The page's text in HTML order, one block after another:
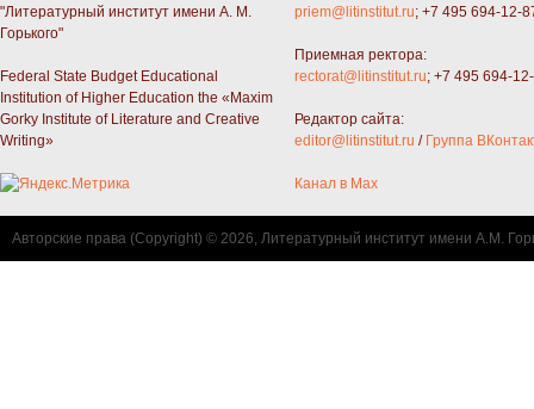
"Литературный институт имени А. М.
Горького"
Federal State Budget Educational
Institution of Higher Education the «Maxim
Gorky Institute of Literature and Creative
Writing»
priem@litinstitut.ru; +7 495 694-12-
Приемная ректора:
rectorat@litinstitut.ru; +7 495 694-
Редактор сайта:
editor@litinstitut.ru / Группа
Канал в Max
Авторские права (Copyright) © 2026, Литературный институт имени А.М.